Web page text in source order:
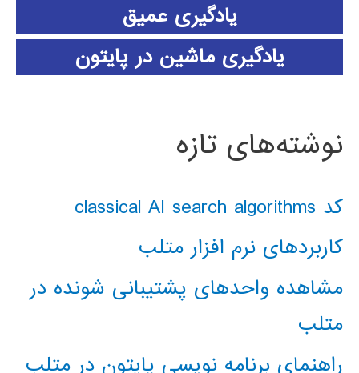
یادگیری عمیق
یادگیری ماشین در پایتون
نوشته‌های تازه
کد classical AI search algorithms
کاربردهای نرم افزار متلب
مشاهده واحدهای پشتیبانی شونده در
متلب
راهنمای برنامه نویسی پایتون در متلب